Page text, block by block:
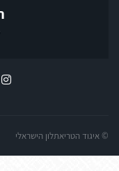
© איגוד הטריאתלון הישראלי